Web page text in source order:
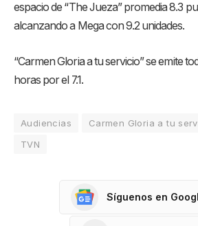
espacio de “The Jueza” promedia 8.3
alcanzando a Mega con 9.2 unidades.
“Carmen Gloria a tu servicio” se emite
horas por el 7.1.
Audiencias Carmen Gloria a tu
TVN
Síguenos en